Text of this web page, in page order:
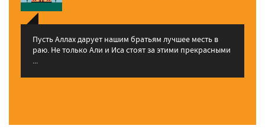
Пусть Аллах дарует нашим братьям лучшее месть в
раю. Не только Али и Иса стоят за этими прекрасными
...